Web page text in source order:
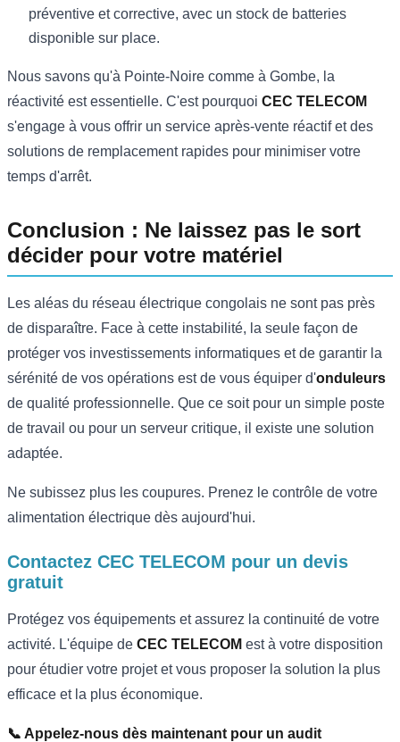
préventive et corrective, avec un stock de batteries
disponible sur place.
Nous savons qu'à Pointe-Noire comme à Gombe, la
réactivité est essentielle. C'est pourquoi CEC TELECOM
s'engage à vous offrir un service après-vente réactif et des
solutions de remplacement rapides pour minimiser votre
temps d'arrêt.
Conclusion : Ne laissez pas le sort
décider pour votre matériel
Les aléas du réseau électrique congolais ne sont pas près
de disparaître. Face à cette instabilité, la seule façon de
protéger vos investissements informatiques et de garantir la
sérénité de vos opérations est de vous équiper d'onduleurs
de qualité professionnelle. Que ce soit pour un simple poste
de travail ou pour un serveur critique, il existe une solution
adaptée.
Ne subissez plus les coupures. Prenez le contrôle de votre
alimentation électrique dès aujourd'hui.
Contactez CEC TELECOM pour un devis
gratuit
Protégez vos équipements et assurez la continuité de votre
activité. L'équipe de CEC TELECOM est à votre disposition
pour étudier votre projet et vous proposer la solution la plus
efficace et la plus économique.
📞 Appelez-nous dès maintenant pour un audit